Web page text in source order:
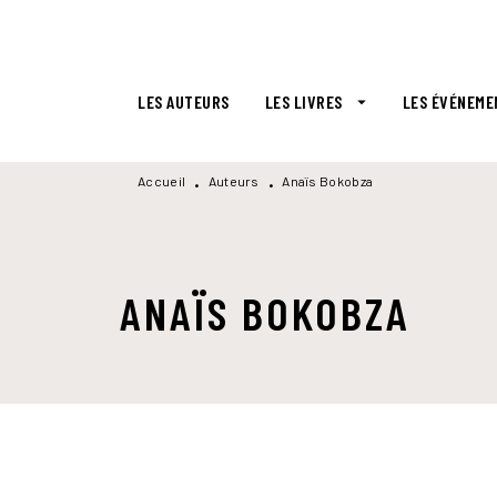
LES AUTEURS LES LIVRES arrow_drop_down LES
Accueil • Auteurs • Anaïs Bokobza
ANAÏS BOKOBZA